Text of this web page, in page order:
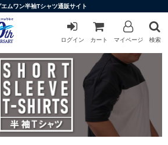
ムワン半袖Tシャツ通販サイト
ログイン カート マイページ 検索